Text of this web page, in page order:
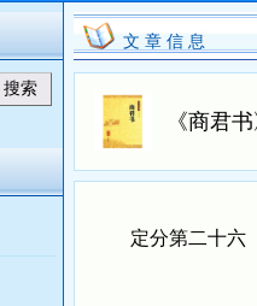
文 章 信 息
《商君
定分第二十六